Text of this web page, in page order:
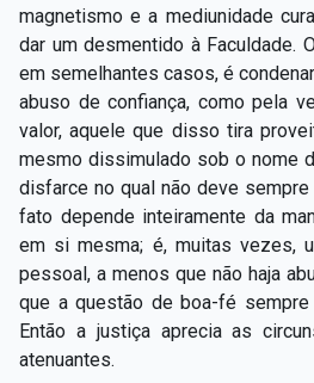
magnetismo e a mediunidade
dar um desmentido à Faculdade.
em semelhantes casos, é
abuso de confiança, como pela
valor, aquele que disso tira
mesmo dissimulado sob o nome
disfarce no qual não deve
fato depende inteiramente da
em si mesma; é, muitas vezes,
pessoal, a menos que não haja
que a questão de boa-fé sempre
Então a justiça aprecia as
atenuantes.